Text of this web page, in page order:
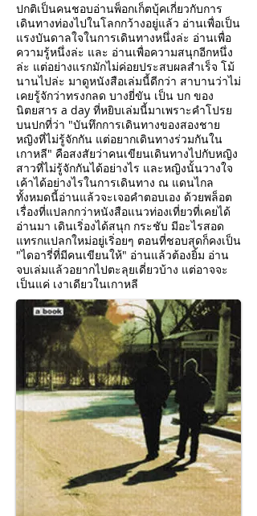
ปกติเป็นคนชอบอ่านพ็อกเก็ตบุ้คเกี่ยวกับการ
เดินทางท่องไปในโลกกว้างอยู่แล้ว อ่านเพื่อเป็น
แรงบันดาลใจในการเดินทางหนึ่งล่ะ อ่านเพื่อ
ความรู้หนึ่งล่ะ และ อ่านเพื่อความสนุกอีกหนึ่ง
ล่ะ แต่อย่างแรกมักไม่ค่อยประสบผลสำเร็จ โม้
นานไปล่ะ มาดูหนังสือเล่มนี้ดีกว่า สาบานว่าไม่
เคยรู้จักว่าทรงกลด บางยี่ขัน เป็น บก ของ
นิตยสาร a day ที่หยิบเล่มนี้มาเพราะคำโปรย
บนปกที่ว่า "บันทึกการเดินทางของสองชาย
หญิงที่ไม่รู้จักกัน แต่อยากเดินทางร่วมกันใน
เกาหลี" คือสงสัยว่าคนเขียนเดินทางไปกับหญิง
สาวที่ไม่รู้จักกันได้อย่างไร และหญิงนั้นวางใจ
เค้าได้อย่างไรในการเดินทาง ณ แดนไกล
ทั้งหมดนี้อ่านแล้วจะเจอคำตอบเอง ด้วยพล็อต
เรื่องที่แปลกกว่าหนังสือแนวท่องเที่ยวที่เคยได้
อ่านมา เดินเริ่องได้สนุก กระชับ มีอะไรสอด
แทรกแปลกใหม่อยู่เริ่อยๆ ตอนที่ชอบสุดก็คงเป็น
"ไดอารี่ที่มีคนเขียนให้" อ่านแล้วต้องยิ้ม อ่าน
จบเล่มแล้วอยากไปตะลุยเดี่ยวบ้าง แต่อาจจะ
เป็นแค่ เงาเดียวในเกาหลี